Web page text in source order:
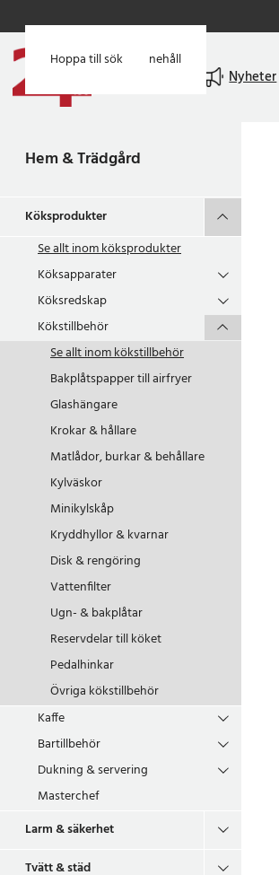
Hoppa till huvudinnehåll
Hoppa till sök
Nyheter
Hem & Trädgård
Köksprodukter
Se allt inomköksprodukter
Köksapparater
Köksredskap
Kökstillbehör
Se allt inomkökstillbehör
Bakplåtspapper till airfryer
Glashängare
Krokar & hållare
Matlådor, burkar & behållare
Kylväskor
Minikylskåp
Kryddhyllor & kvarnar
Disk & rengöring
Vattenfilter
Ugn- & bakplåtar
Reservdelar till köket
Pedalhinkar
Övriga kökstillbehör
Kaffe
Bartillbehör
Dukning & servering
Masterchef
Larm & säkerhet
Tvätt & städ